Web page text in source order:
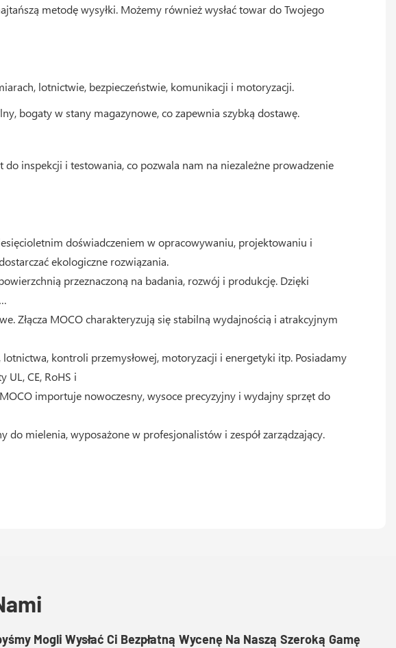
metodę wysyłki. Możemy również wysłać towar do Twojego
lotnictwie, bezpieczeństwie, komunikacji i motoryzacji.
bogaty w stany magazynowe, co zapewnia szybką dostawę.
inspekcji i testowania, co pozwala nam na niezależne prowadzenie
doświadczeniem w opracowywaniu, projektowaniu i
ekologiczne rozwiązania.
przeznaczoną na badania, rozwój i produkcję. Dzięki
Złącza MOCO charakteryzują się stabilną wydajnością i atrakcyjnym
kontroli przemysłowej, motoryzacji i energetyki itp. Posiadamy
CE, RoHS i
importuje nowoczesny, wysoce precyzyjny i wydajny sprzęt do
mielenia, wyposażone w profesjonalistów i zespół zarządzający.
Mogli Wysłać Ci Bezpłatną Wycenę Na Naszą Szeroką Gamę